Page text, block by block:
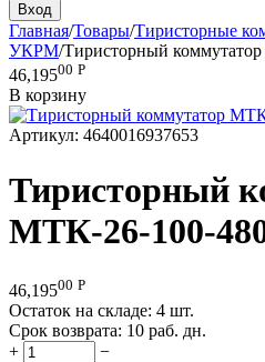
Вход
Главная/Товары/Тиристорные
УКРМ/Тиристорный
46,19500 Р
В корзину
Артикул: 4640016937653
Тиристорный
МТК-26-100-
46,19500 Р
Остаток на складе: 4 шт.
Срок возврата: 10 раб. дн.
+
−